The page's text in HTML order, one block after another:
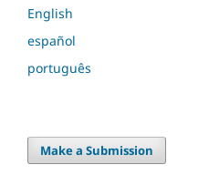
English
español
português
Make a Submission